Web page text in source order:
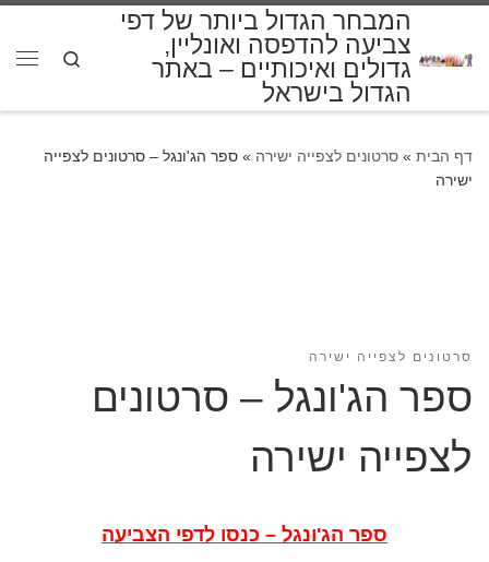
המבחר הגדול ביותר של דפי
צביעה להדפסה ואונליין,
גדולים ואיכותיים – באתר
הגדול בישראל
Search
דף הבית » סרטונים לצפייה ישירה » ספר הג'ונגל – סרטונים לצפייה
ישירה
סרטונים לצפייה ישירה
ספר הג'ונגל – סרטונים
לצפייה ישירה
ספר הג'ונגל – כנסו לדפי הצביעה